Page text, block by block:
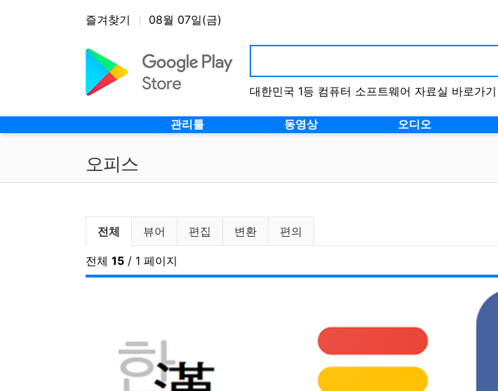
즐겨찾기 08월 07일(금)
대한민국 1등 컴퓨터 소프트웨어 자료실 바로가기
메인 메뉴 관리툴 동영상 오디오
오피스
오피스 분류 목록
전체 뷰어 편집 변환 편의
전체 15 / 1 페이지